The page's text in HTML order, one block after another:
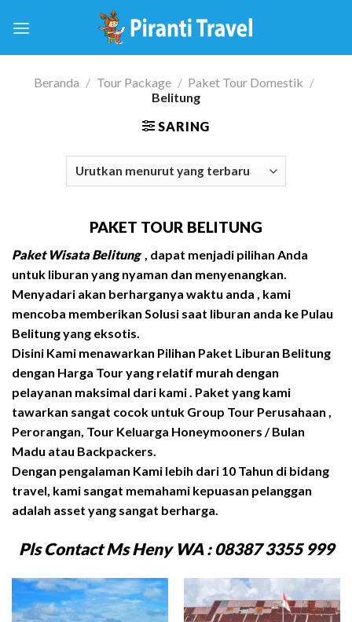
Beranda / Tour Package / Paket Tour Domestik /
Belitung
SARING
PAKET TOUR BELITUNG
Paket Wisata Belitung
, dapat menjadi pilihan Anda
untuk liburan yang nyaman dan menyenangkan.
Menyadari akan berharganya waktu anda , kami
mencoba memberikan Solusi saat liburan anda ke Pulau
Belitung yang eksotis.
Disini Kami menawarkan Pilihan Paket Liburan Belitung
dengan Harga Tour yang relatif murah dengan
pelayanan maksimal dari kami . Paket yang kami
tawarkan sangat cocok untuk Group Tour Perusahaan ,
Perorangan, Tour Keluarga Honeymooners / Bulan
Madu atau Backpackers.
Dengan pengalaman Kami lebih dari 10 Tahun di bidang
travel, kami sangat memahami kepuasan pelanggan
adalah asset yang sangat berharga.
Pls Contact Ms Heny WA : 08387 3355 999